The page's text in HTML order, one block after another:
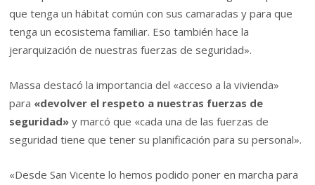
que tenga un hábitat común con sus camaradas y para que
tenga un ecosistema familiar. Eso también hace la
jerarquización de nuestras fuerzas de seguridad».
Massa destacó la importancia del «acceso a la vivienda»
para «devolver el respeto a nuestras fuerzas de
seguridad»y marcó que «cada una de las fuerzas de
seguridad tiene que tener su planificación para su personal».
«Desde San Vicente lo hemos podido poner en marcha para